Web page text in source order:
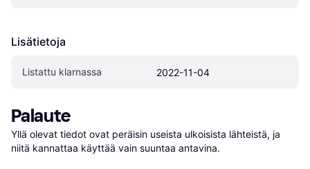
Lisätietoja
Listattu klarnassa 2022-11-04
Palaute
Yllä olevat tiedot ovat peräisin useista ulkoisista lähteistä, ja
niitä kannattaa käyttää vain suuntaa antavina.